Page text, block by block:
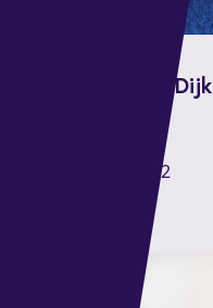
Anneloes van Dijk
06-40680822